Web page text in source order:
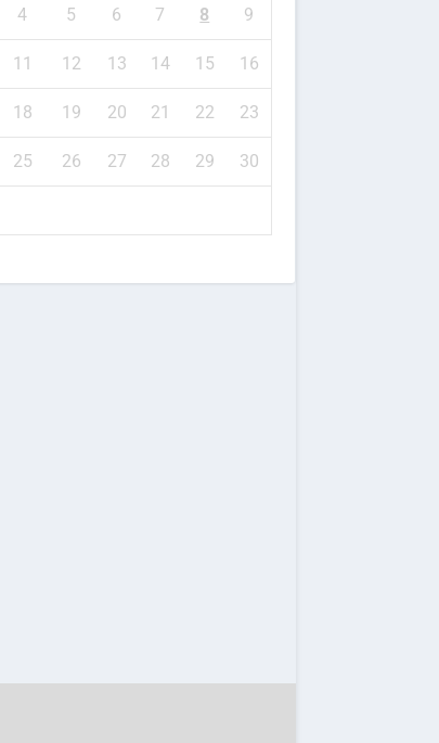
4 5 6 7 8 9
11 12 13 14 15 16
18 19 20 21 22 23
25 26 27 28 29 30